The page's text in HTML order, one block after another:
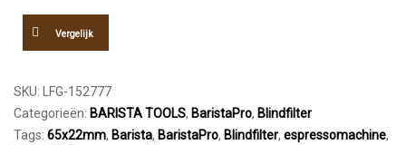
aantal
Vergelijk
SKU:
LFG-152777
Categorieën: BARISTA TOOLS, BaristaPro, Blindfilter
Tags: 65x22mm, Barista, BaristaPro, Blindfilter, espressomachine,